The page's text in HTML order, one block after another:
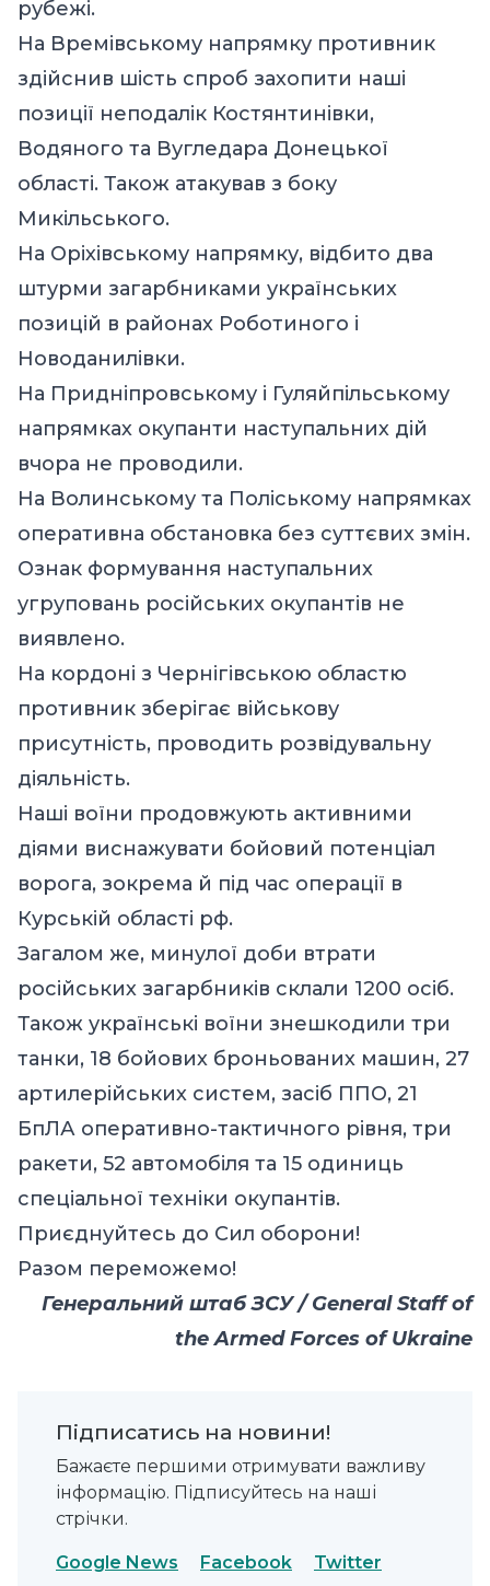
рубежі.
На Времівському напрямку противник
здійснив шість спроб захопити наші
позиції неподалік Костянтинівки,
Водяного та Вугледара Донецької
області. Також атакував з боку
Микільського.
На Оріхівському напрямку, відбито два
штурми загарбниками українських
позицій в районах Роботиного і
Новоданилівки.
На Придніпровському і Гуляйпільському
напрямках окупанти наступальних дій
вчора не проводили.
На Волинському та Поліському напрямках
оперативна обстановка без суттєвих змін.
Ознак формування наступальних
угруповань російських окупантів не
виявлено.
На кордоні з Чернігівською областю
противник зберігає військову
присутність, проводить розвідувальну
діяльність.
Наші воїни продовжують активними
діями виснажувати бойовий потенціал
ворога, зокрема й під час операції в
Курській області рф.
Загалом же, минулої доби втрати
російських загарбників склали 1200 осіб.
Також українські воїни знешкодили три
танки, 18 бойових броньованих машин, 27
артилерійських систем, засіб ППО, 21
БпЛА оперативно-тактичного рівня, три
ракети, 52 автомобіля та 15 одиниць
спеціальної техніки окупантів.
Приєднуйтесь до Сил оборони!
Разом переможемо!
Генеральний штаб ЗСУ / General Staff of
the Armed Forces of Ukraine
Підписатись на новини!
Бажаєте першими отримувати важливу
інформацію. Підписуйтесь на наші
стрічки.
Google News Facebook Twitter